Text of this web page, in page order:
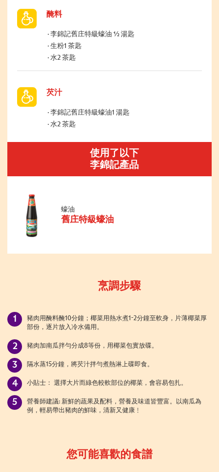
醃料
李錦記舊庄特級蠔油 ½ 湯匙
生粉1 茶匙
水2 茶匙
芡汁
李錦記舊庄特級蠔油1 湯匙
水2 茶匙
使用了以下
李錦記產品
蠔油
舊庄特級蠔油
烹調步驟
豬肉用醃料醃10分鐘；椰菜用熱水煮1-2分鐘至軟身，片薄椰菜厚
部份，逐片放入冷水備用。
豬肉加南瓜拌勻分成8等份，用椰菜包實放碟。
隔水蒸15分鐘，將芡汁拌勻煮熱淋上碟即食。
小貼士： 選擇大片而綠色較軟部位的椰菜，會容易包扎。
營養師建議: 新鮮的蔬果及配料，營養及味道皆豐富。以南瓜為
例，輕易帶出豬肉的鮮味，清新又健康﹗
您可能喜歡的食譜